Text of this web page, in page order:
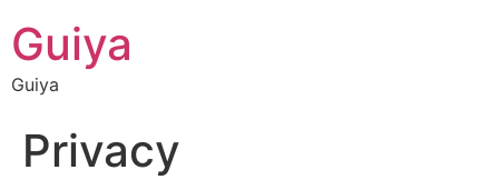
Guiya
Guiya
Privacy